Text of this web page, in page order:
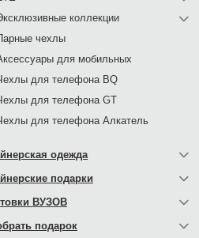
коллекции
чехлы
для мобильных
для телефона BQ
для телефона GT
для телефона Алкатель
одежда
подарки
ВУЗОВ
подарок